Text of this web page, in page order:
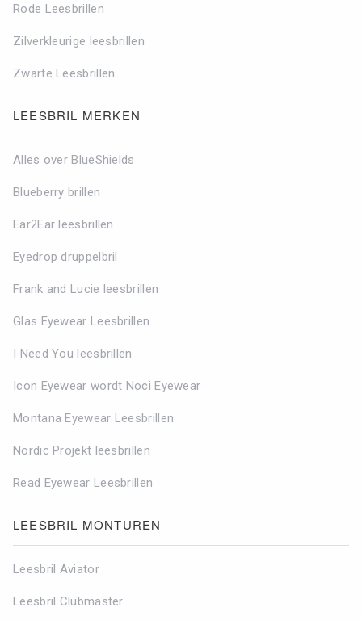
Rode Leesbrillen
Zilverkleurige leesbrillen
Zwarte Leesbrillen
LEESBRIL MERKEN
Alles over BlueShields
Blueberry brillen
Ear2Ear leesbrillen
Eyedrop druppelbril
Frank and Lucie leesbrillen
Glas Eyewear Leesbrillen
I Need You leesbrillen
Icon Eyewear wordt Noci Eyewear
Montana Eyewear Leesbrillen
Nordic Projekt leesbrillen
Read Eyewear Leesbrillen
LEESBRIL MONTUREN
Leesbril Aviator
Leesbril Clubmaster